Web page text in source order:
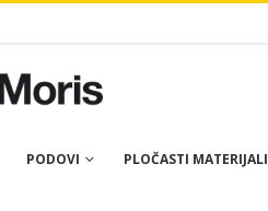
PODOVI PLOČASTI MATERIJALI